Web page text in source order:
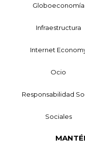
Globoeconomía
Infraestructura
Internet
Ocio
Responsabilidad
Sociales